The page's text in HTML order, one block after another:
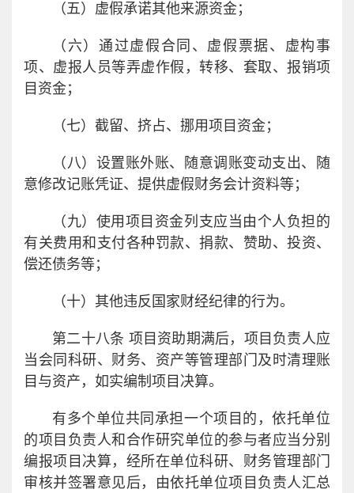
（五）虚假承诺其他来源资金；
（六）通过虚假合同、虚假票据、虚构事
项、虚报人员等弄虚作假，转移、套取、报销项
目资金；
（七）截留、挤占、挪用项目资金；
（八）设置账外账、随意调账变动支出、随
意修改记账凭证、提供虚假财务会计资料等；
（九）使用项目资金列支应当由个人负担的
有关费用和支付各种罚款、捐款、赞助、投资、
偿还债务等；
（十）其他违反国家财经纪律的行为。
第二十八条 项目资助期满后，项目负责人应
当会同科研、财务、资产等管理部门及时清理账
目与资产，如实编制项目决算。
有多个单位共同承担一个项目的，依托单位
的项目负责人和合作研究单位的参与者应当分别
编报项目决算，经所在单位科研、财务管理部门
审核并签署意见后，由依托单位项目负责人汇总